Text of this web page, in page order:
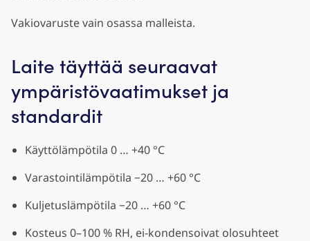
Vakiovaruste vain osassa malleista.
Laite täyttää seuraavat
ympäristövaatimukset ja
standardit
Käyttölämpötila 0 … +40 °C
Varastointilämpötila −20 … +60 °C
Kuljetuslämpötila −20 … +60 °C
Kosteus 0–100 % RH, ei-kondensoivat olosuhteet